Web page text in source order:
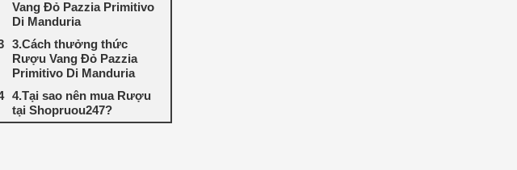
Vang Đỏ Pazzia Primitivo
Di Manduria
3.Cách thưởng thức
Rượu Vang Đỏ Pazzia
Primitivo Di Manduria
4.Tại sao nên mua Rượu
tại Shopruou247?